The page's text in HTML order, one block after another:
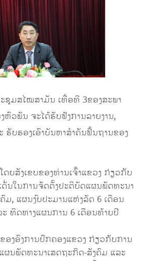
ຊຸມສໄໝສາມັນ ເທື່ອທີ 3ຂອງສະພາ
ຫົວພັນ ຈະໄດ້ຮັບຟັງການລາຍງານ,
ຮັບຮອງເອົາບັນຫາສຳຄັນຟື້ນຖານຂອງ
ດຍສັງເຂບຂອງທ່ານເຈົ້າແຂວງ ກ່ຽວກັບ
ດັ່ນໃນການຈັດຕັ້ງປະຕິບັດແຜນພັດທະນາ
ມ, ແຜນງົບປະມານແຫ່ງລັດ 6 ເດືອນ
ທິດທາງແຜນການ 6 ເດືອນທ້າຍປີ
ອງອົງການປົກຄອງແຂວງ ກ່ຽວກັບການ
ຜນພັດທະນາເສດຖະກິດ-ສັງຄົມ ແລະ